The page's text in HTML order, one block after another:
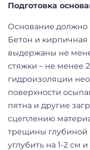
Подготовка
Основание
Бетон и
выдержаны не
стяжки – не менее
гидроизоляции
поверхности
пятна и другие
сцеплению
трещины глубиной
углубить на 1-2 см